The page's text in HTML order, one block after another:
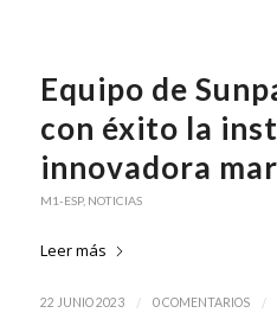
Equipo de
con éxito la
innovadora
M1-ESP, NOTICIAS
Leer más
22 JUNIO 2023 / 0 COMENTARIOS /